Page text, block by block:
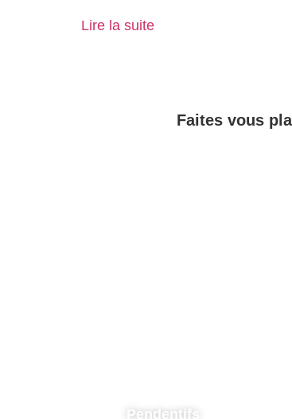
5.00
sur 5
Lire la suite
Faites vous
Pendentifs